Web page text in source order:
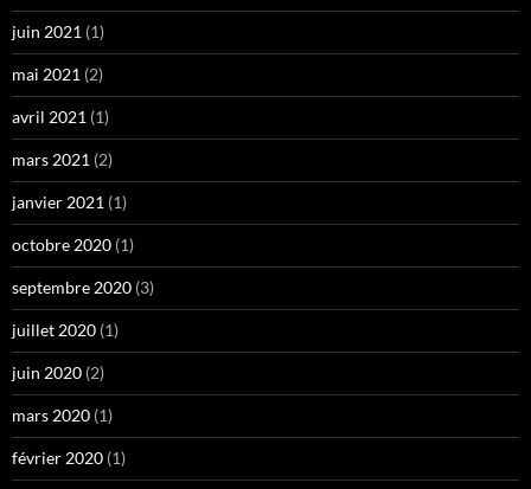
juin 2021 (1)
mai 2021 (2)
avril 2021 (1)
mars 2021 (2)
janvier 2021 (1)
octobre 2020 (1)
septembre 2020 (3)
juillet 2020 (1)
juin 2020 (2)
mars 2020 (1)
février 2020 (1)